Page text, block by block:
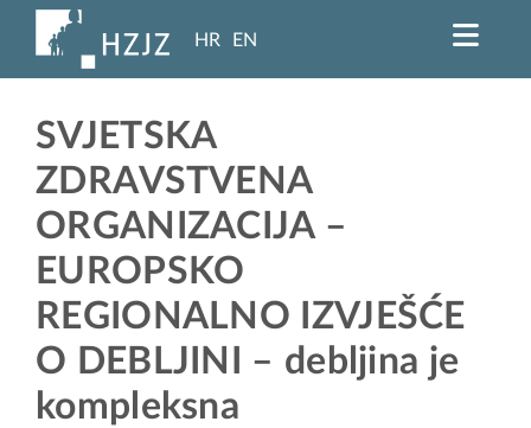
HR EN
SVJETSKA
ZDRAVSTVENA
ORGANIZACIJA –
EUROPSKO
REGIONALNO IZVJEŠĆE
O DEBLJINI – debljina je
kompleksna